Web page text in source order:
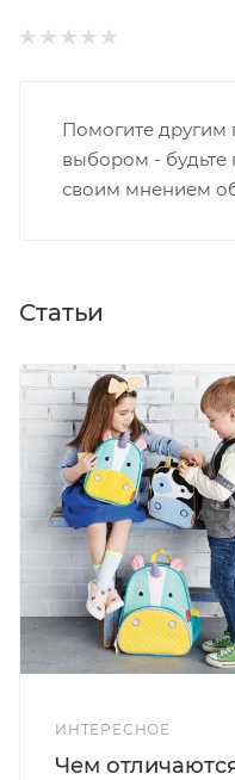
Помогите другим
выбором - будьте
своим мнением
Статьи
ИНТЕРЕСНОЕ
Чем